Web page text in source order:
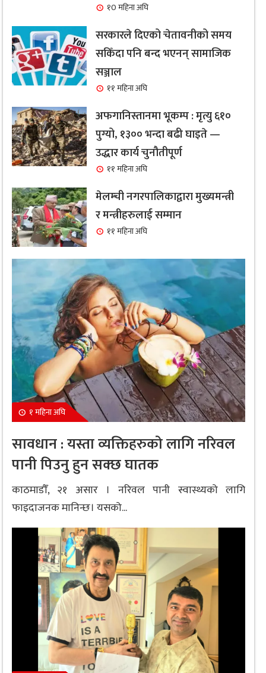
१0 महिना अघि
सरकारले दिएको चेतावनीको समय
सकिँदा पनि बन्द भएनन् सामाजिक
सञ्जाल
११ महिना अघि
अफगानिस्तानमा भूकम्प : मृत्यु ६१०
पुग्यो, १३०० भन्दा बढी घाइते —
उद्धार कार्य चुनौतीपूर्ण
११ महिना अघि
मेलम्ची नगरपालिकाद्वारा मुख्यमन्त्री
र मन्त्रीहरुलाई सम्मान
११ महिना अघि
१ महिना अघि
सावधान : यस्ता व्यक्तिहरुको लागि नरिवल
पानी पिउनु हुन सक्छ घातक
काठमाडौँ, २१ असार । नरिवल पानी स्वास्थ्यको लागि
फाइदाजनक मानिन्छ। यसको...